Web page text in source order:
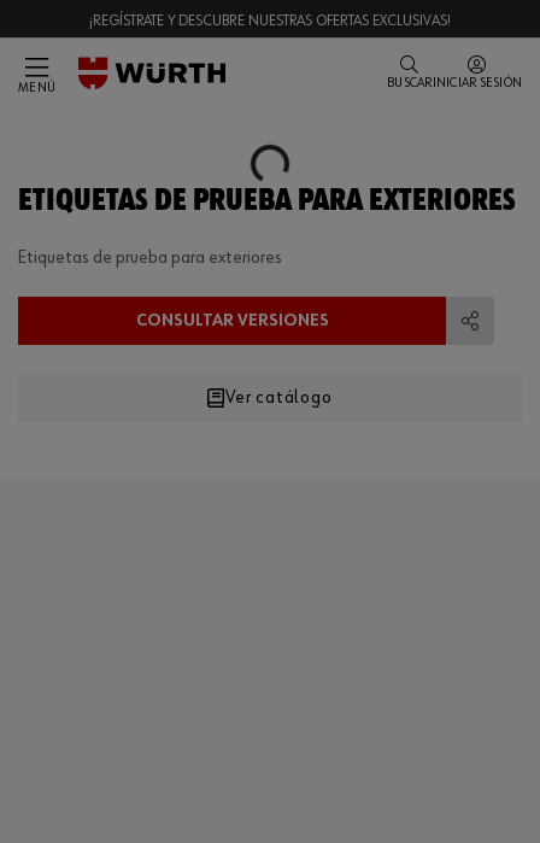
¡REGÍSTRATE Y DESCUBRE NUESTRAS OFERTAS EXCLUSIVAS!
MENÚ BUSCAR INICIAR SESIÓN
Loading...
ETIQUETAS DE PRUEBA PARA EXTERIORES
Etiquetas de prueba para exteriores
CONSULTAR VERSIONES
Ver catálogo